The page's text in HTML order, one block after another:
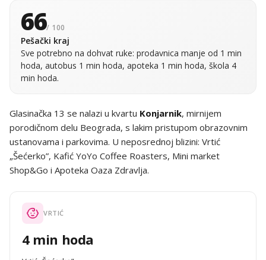
66/ 100
Pešački kraj
Sve potrebno na dohvat ruke: prodavnica manje od 1 min
hoda, autobus 1 min hoda, apoteka 1 min hoda, škola 4
min hoda.
Glasinačka 13 se nalazi u kvartu Konjarnik, mirnijem
porodičnom delu Beograda, s lakim pristupom obrazovnim
ustanovama i parkovima. U neposrednoj blizini: Vrtić
„Šećerko”, Kafić YoYo Coffee Roasters, Mini market
Shop&Go i Apoteka Oaza Zdravlja.
VRTIĆ
4 min hoda